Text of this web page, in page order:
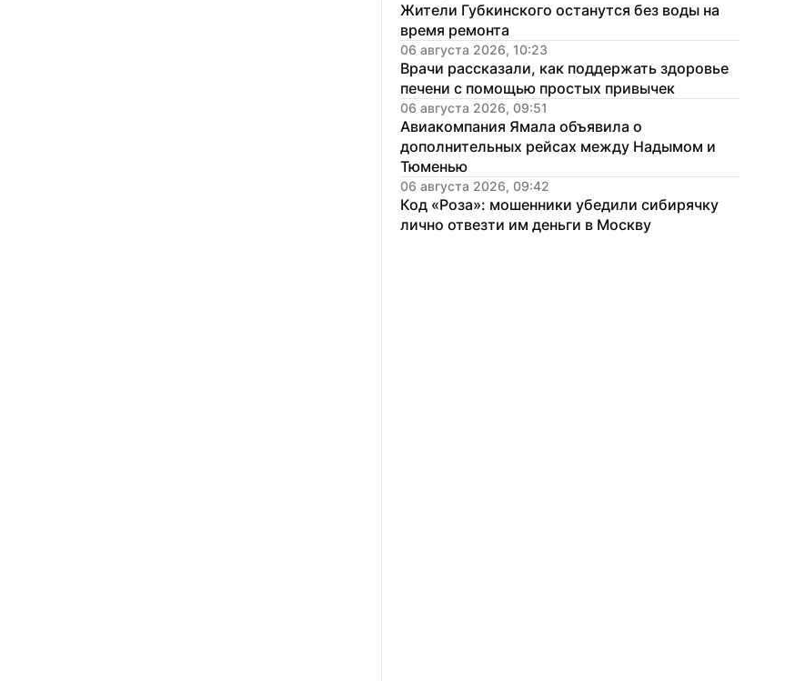
Жители Губкинского останутся без воды на
время ремонта
06 августа 2026, 10:23
Врачи рассказали, как поддержать здоровье
печени с помощью простых привычек
06 августа 2026, 09:51
Авиакомпания Ямала объявила о
дополнительных рейсах между Надымом и
Тюменью
06 августа 2026, 09:42
Код «Роза»: мошенники убедили сибирячку
лично отвезти им деньги в Москву